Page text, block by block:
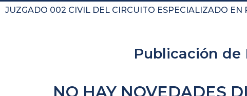
JUZGADO 002 CIVIL DEL CIRCUITO ESPECIALIZADO EN
Publicación de
NO HAY NOVEDADES